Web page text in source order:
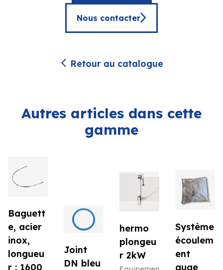
Nous contacter
Retour au catalogue
Autres articles dans cette
gamme
Baguett
e, acier
inox,
longueu
r : 1600
Joint
DN bleu
hermo
plongeu
r 2kW
Système
écoulem
ent
auge